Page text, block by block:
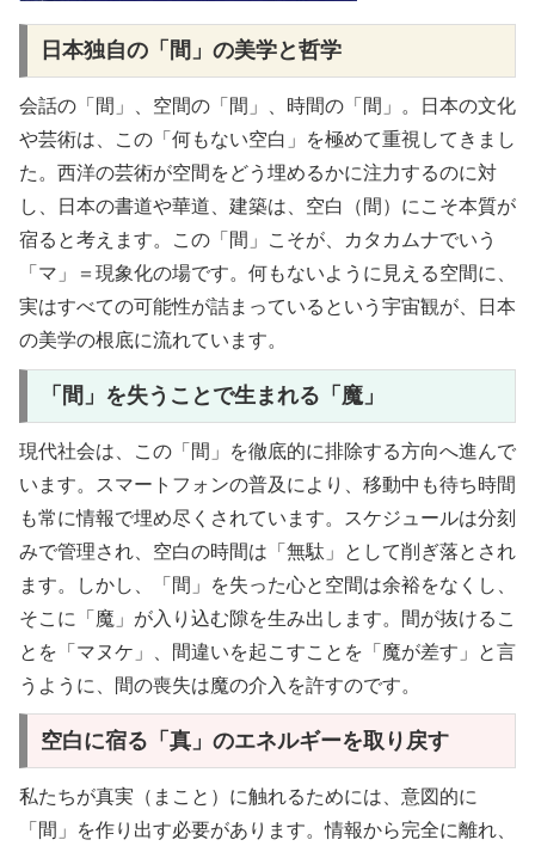
日本独自の「間」の美学と哲学
会話の「間」、空間の「間」、時間の「間」。日本の文化
や芸術は、この「何もない空白」を極めて重視してきまし
た。西洋の芸術が空間をどう埋めるかに注力するのに対
し、日本の書道や華道、建築は、空白（間）にこそ本質が
宿ると考えます。この「間」こそが、カタカムナでいう
「マ」＝現象化の場です。何もないように見える空間に、
実はすべての可能性が詰まっているという宇宙観が、日本
の美学の根底に流れています。
「間」を失うことで生まれる「魔」
現代社会は、この「間」を徹底的に排除する方向へ進んで
います。スマートフォンの普及により、移動中も待ち時間
も常に情報で埋め尽くされています。スケジュールは分刻
みで管理され、空白の時間は「無駄」として削ぎ落とされ
ます。しかし、「間」を失った心と空間は余裕をなくし、
そこに「魔」が入り込む隙を生み出します。間が抜けるこ
とを「マヌケ」、間違いを起こすことを「魔が差す」と言
うように、間の喪失は魔の介入を許すのです。
空白に宿る「真」のエネルギーを取り戻す
私たちが真実（まこと）に触れるためには、意図的に
「間」を作り出す必要があります。情報から完全に離れ、